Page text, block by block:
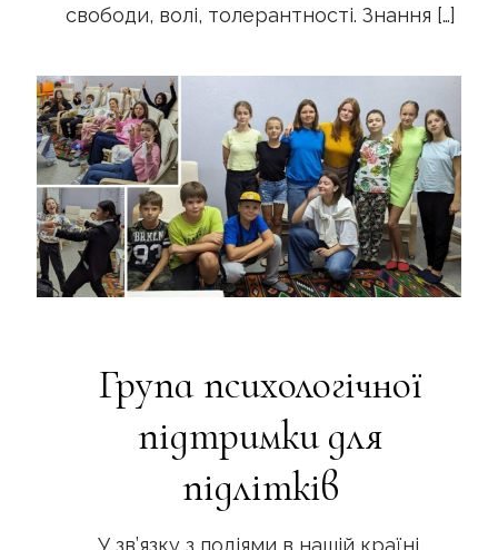
свободи, волі, толерантності. Знання […]
Група психологічної
підтримки для
підлітків